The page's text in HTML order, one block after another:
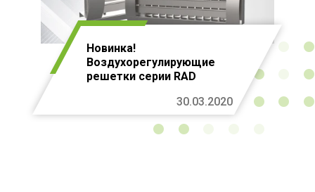
Новинка!
Воздухорегулирующие
решетки серии RAD
30.03.2020